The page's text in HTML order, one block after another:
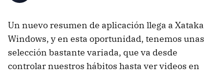
Un nuevo resumen de aplicación llega a Xataka
Windows, y en esta oportunidad, tenemos unas
selección bastante variada, que va desde
controlar nuestros hábitos hasta ver videos en